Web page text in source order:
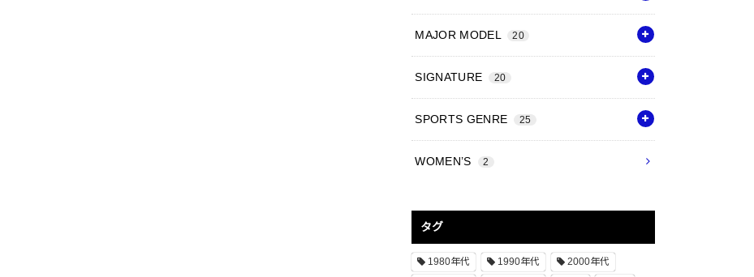
MAJOR MODEL 20
SIGNATURE 20
SPORTS GENRE 25
WOMEN’S 2
タグ
1980年代 1990年代
2000年代